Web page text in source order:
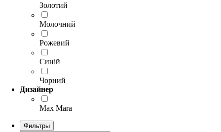
Золотий
Молочний
Рожевий
Синій
Чорний
Дизайнер
Max Mara
Фильтры